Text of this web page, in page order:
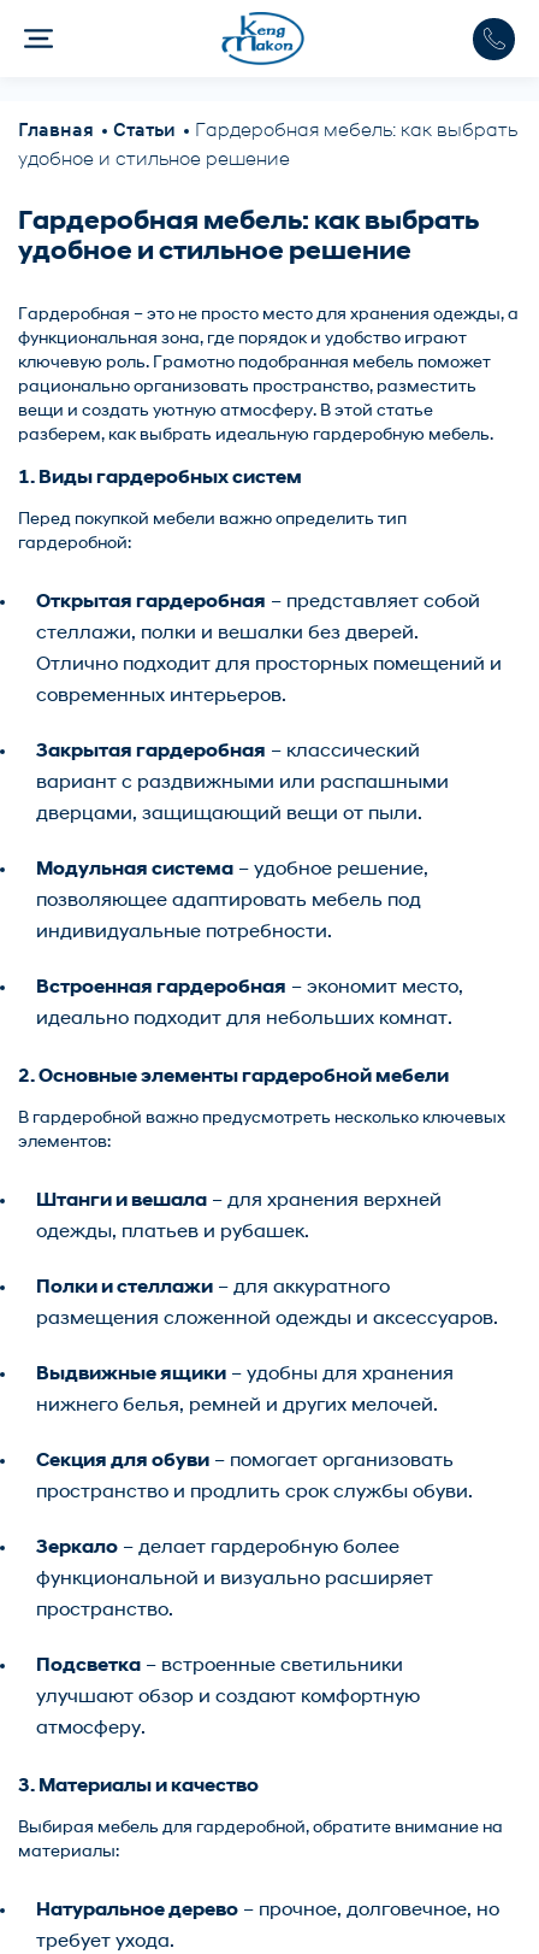
Главная Статьи
Гардеробная мебель: как выбрать
удобное и стильное решение
Гардеробная мебель: как выбрать
удобное и стильное решение
Гардеробная – это не просто место для хранения одежды, а
функциональная зона, где порядок и удобство играют
ключевую роль. Грамотно подобранная мебель поможет
рационально организовать пространство, разместить
вещи и создать уютную атмосферу. В этой статье
разберем, как выбрать идеальную гардеробную мебель.
1. Виды гардеробных систем
Перед покупкой мебели важно определить тип
гардеробной:
Открытая гардеробная – представляет собой
стеллажи, полки и вешалки без дверей.
Отлично подходит для просторных помещений и
современных интерьеров.
Закрытая гардеробная – классический
вариант с раздвижными или распашными
дверцами, защищающий вещи от пыли.
Модульная система – удобное решение,
позволяющее адаптировать мебель под
индивидуальные потребности.
Встроенная гардеробная – экономит место,
идеально подходит для небольших комнат.
2. Основные элементы гардеробной мебели
В гардеробной важно предусмотреть несколько ключевых
элементов:
Штанги и вешала – для хранения верхней
одежды, платьев и рубашек.
Полки и стеллажи – для аккуратного
размещения сложенной одежды и аксессуаров.
Выдвижные ящики – удобны для хранения
нижнего белья, ремней и других мелочей.
Секция для обуви – помогает организовать
пространство и продлить срок службы обуви.
Зеркало – делает гардеробную более
функциональной и визуально расширяет
пространство.
Подсветка – встроенные светильники
улучшают обзор и создают комфортную
атмосферу.
3. Материалы и качество
Выбирая мебель для гардеробной, обратите внимание на
материалы:
Натуральное дерево – прочное, долговечное, но
требует ухода.